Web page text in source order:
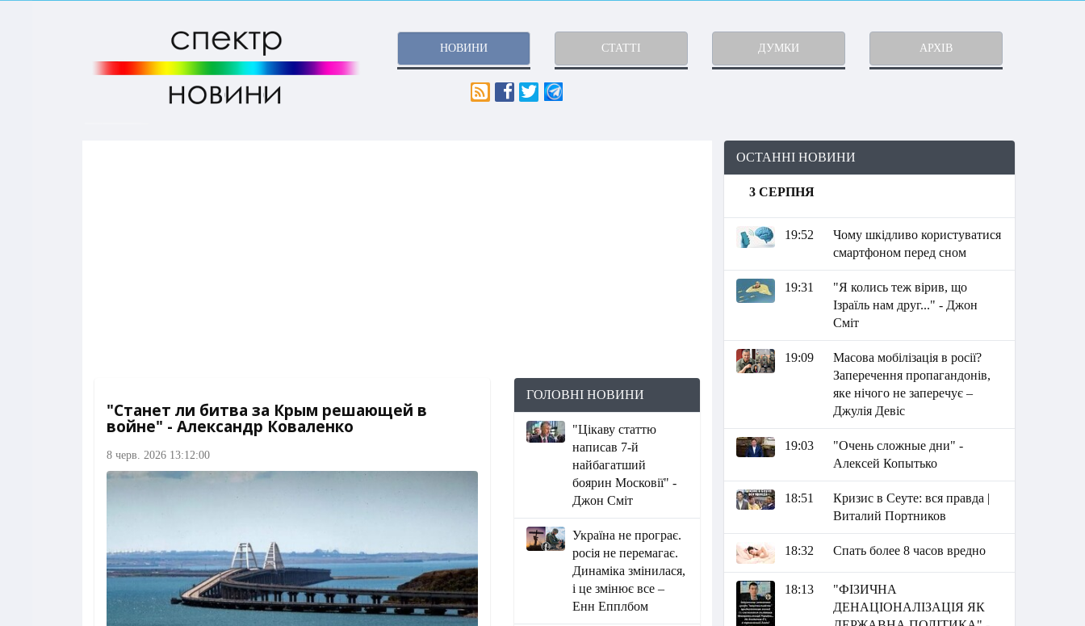
НОВИНИ СТАТТІ ДУМКИ АРХІВ
"Станет ли битва за Крым решающей в
войне" - Александр Коваленко
8 черв. 2026 13:12:00
ГОЛОВНІ НОВИНИ
"Цікаву статтю
написав 7-й
найбагатший
боярин Московії" -
Джон Сміт
Україна не програє.
росія не перемагає.
Динаміка змінилася,
і це змінює все –
Енн Епплбом
ОСТАННІ НОВИНИ
3 СЕРПНЯ
19:52
Чому шкідливо користуватися
смартфоном перед сном
19:31
"Я колись теж вірив, що
Ізраїль нам друг..." - Джон
Сміт
19:09
Масова мобілізація в росії?
Заперечення пропагандонів,
яке нічого не заперечує –
Джулія Девіс
19:03
"Очень сложные дни" -
Алексей Копытько
18:51
Кризис в Сеуте: вся правда |
Виталий Портников
18:32 Спать более 8 часов вредно
18:13
"ФІЗИЧНА
ДЕНАЦІОНАЛІЗАЦІЯ ЯК